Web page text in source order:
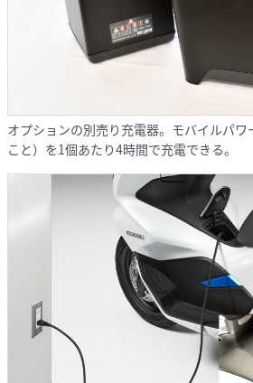
オプションの別売り充電器。モバイルパ
こと）を1個あたり4時間で充電できる。